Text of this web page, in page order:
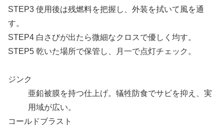
STEP3 使用後は残燃料を把握し、外装を拭いて風を通
す。
STEP4 白さびが出たら微細なクロスで優しく均す。
STEP5 乾いた場所で保管し、月一で点灯チェック。
ジンク
亜鉛被膜を持つ仕上げ。犠牲防食でサビを抑え、実
用域が広い。
コールドブラスト